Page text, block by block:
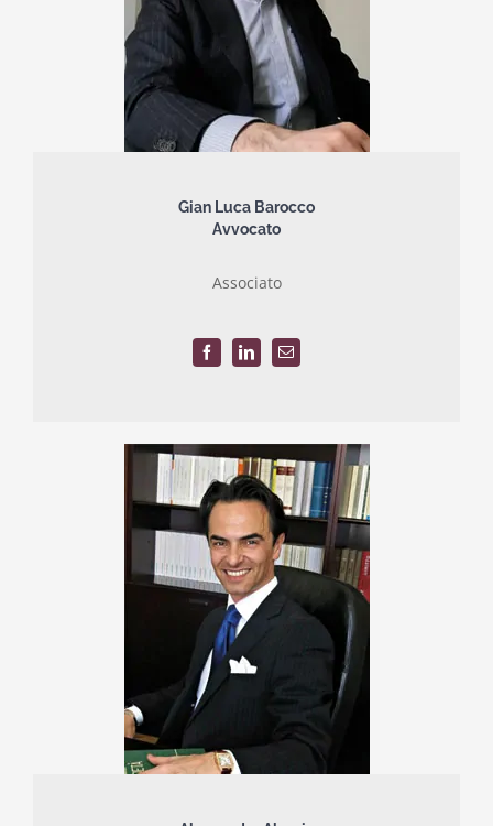
Gian Luca Barocco
Avvocato
Associato